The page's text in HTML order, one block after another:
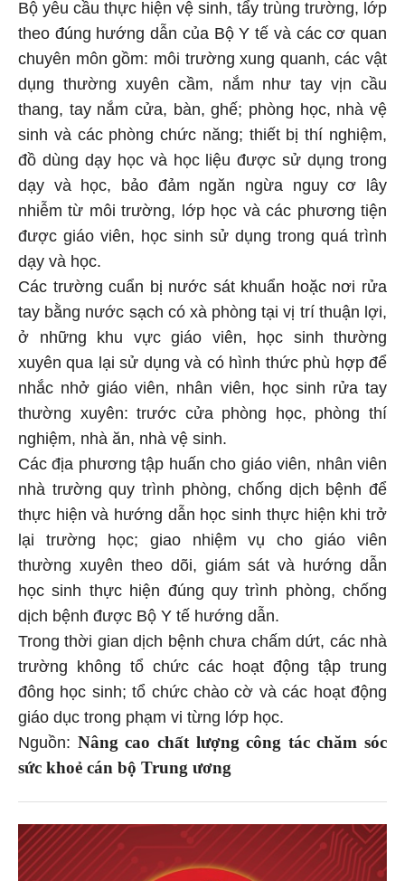
Bộ yêu cầu thực hiện vệ sinh, tẩy trùng trường, lớp
theo đúng hướng dẫn của Bộ Y tế và các cơ quan
chuyên môn gồm: môi trường xung quanh, các vật
dụng thường xuyên cầm, nắm như tay vịn cầu
thang, tay nắm cửa, bàn, ghế; phòng học, nhà vệ
sinh và các phòng chức năng; thiết bị thí nghiệm,
đồ dùng dạy học và học liệu được sử dụng trong
dạy và học, bảo đảm ngăn ngừa nguy cơ lây
nhiễm từ môi trường, lớp học và các phương tiện
được giáo viên, học sinh sử dụng trong quá trình
dạy và học.
Các trường cuẩn bị nước sát khuẩn hoặc nơi rửa
tay bằng nước sạch có xà phòng tại vị trí thuận lợi,
ở những khu vực giáo viên, học sinh thường
xuyên qua lại sử dụng và có hình thức phù hợp để
nhắc nhở giáo viên, nhân viên, học sinh rửa tay
thường xuyên: trước cửa phòng học, phòng thí
nghiệm, nhà ăn, nhà vệ sinh.
Các địa phương tập huấn cho giáo viên, nhân viên
nhà trường quy trình phòng, chống dịch bệnh để
thực hiện và hướng dẫn học sinh thực hiện khi trở
lại trường học; giao nhiệm vụ cho giáo viên
thường xuyên theo dõi, giám sát và hướng dẫn
học sinh thực hiện đúng quy trình phòng, chống
dịch bệnh được Bộ Y tế hướng dẫn.
Trong thời gian dịch bệnh chưa chấm dứt, các nhà
trường không tổ chức các hoạt động tập trung
đông học sinh; tổ chức chào cờ và các hoạt động
giáo dục trong phạm vi từng lớp học.
Nguồn: Nâng cao chất lượng công tác chăm sóc
sức khoẻ cán bộ Trung ương